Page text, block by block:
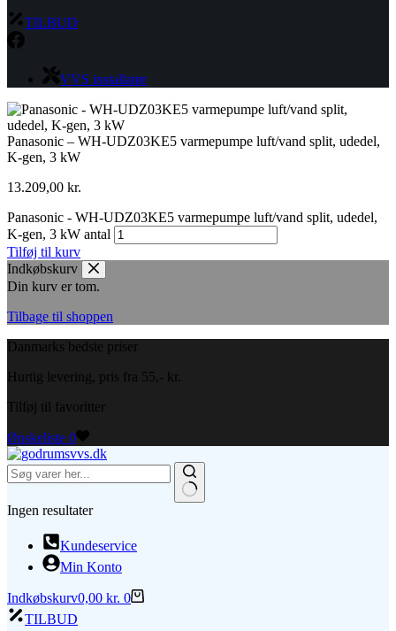
TILBUD
VVS installatør
Panasonic – WH-UDZ03KE5 varmepumpe luft/vand split, udedel,
K-gen, 3 kW
13.209,00 kr.
Panasonic - WH-UDZ03KE5 varmepumpe luft/vand split, udedel,
K-gen, 3 kW antal
Tilføj til kurv
Indkøbskurv
Din kurv er tom.
Tilbage til shoppen
Danmarks bedste priser
Hurtig levering, pris fra 55,- kr.
Tilføj til favoritter
Ønskeliste 0
Ingen resultater
Kundeservice
Min Konto
Indkøbskurv0,00 kr. 0
TILBUD